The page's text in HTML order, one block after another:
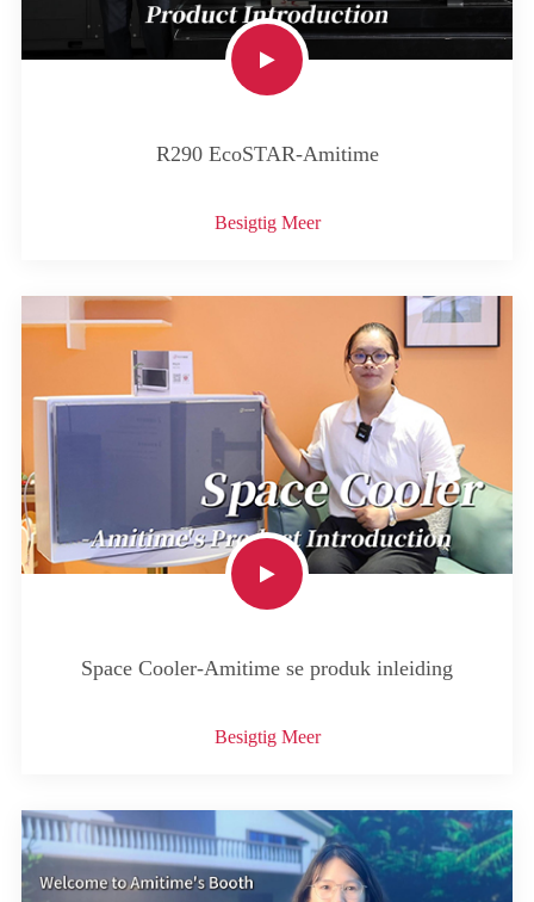
R290 EcoSTAR-Amitime
Besigtig Meer
Space Cooler-Amitime se produk inleiding
Besigtig Meer